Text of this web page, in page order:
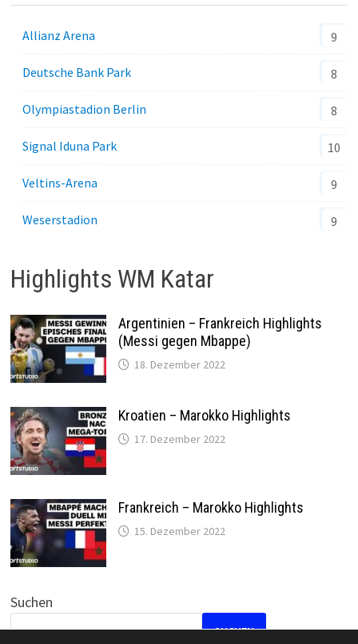
Allianz Arena 9
Deutsche Bank Park 8
Olympiastadion Berlin 8
Signal Iduna Park 10
Veltins-Arena 9
Weserstadion 9
Highlights WM Katar
Argentinien – Frankreich Highlights
(Messi gegen Mbappe)
18. Dezember 2022
Kroatien – Marokko Highlights
17. Dezember 2022
Frankreich – Marokko Highlights
15. Dezember 2022
Suchen
SUCHEN